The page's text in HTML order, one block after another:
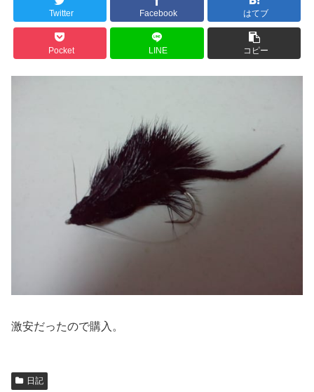
Twitter Facebook はてブ
Pocket LINE コピー
激安だったので購入。
日記